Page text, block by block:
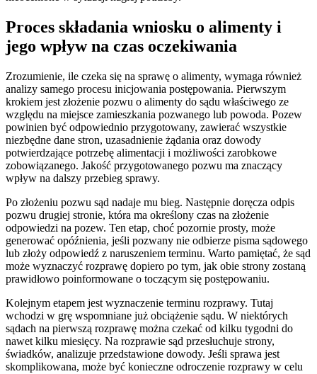
Proces składania wniosku o alimenty i
jego wpływ na czas oczekiwania
Zrozumienie, ile czeka się na sprawę o alimenty, wymaga również
analizy samego procesu inicjowania postępowania. Pierwszym
krokiem jest złożenie pozwu o alimenty do sądu właściwego ze
względu na miejsce zamieszkania pozwanego lub powoda. Pozew
powinien być odpowiednio przygotowany, zawierać wszystkie
niezbędne dane stron, uzasadnienie żądania oraz dowody
potwierdzające potrzebę alimentacji i możliwości zarobkowe
zobowiązanego. Jakość przygotowanego pozwu ma znaczący
wpływ na dalszy przebieg sprawy.
Po złożeniu pozwu sąd nadaje mu bieg. Następnie doręcza odpis
pozwu drugiej stronie, która ma określony czas na złożenie
odpowiedzi na pozew. Ten etap, choć pozornie prosty, może
generować opóźnienia, jeśli pozwany nie odbierze pisma sądowego
lub złoży odpowiedź z naruszeniem terminu. Warto pamiętać, że sąd
może wyznaczyć rozprawę dopiero po tym, jak obie strony zostaną
prawidłowo poinformowane o toczącym się postępowaniu.
Kolejnym etapem jest wyznaczenie terminu rozprawy. Tutaj
wchodzi w grę wspomniane już obciążenie sądu. W niektórych
sądach na pierwszą rozprawę można czekać od kilku tygodni do
nawet kilku miesięcy. Na rozprawie sąd przesłuchuje strony,
świadków, analizuje przedstawione dowody. Jeśli sprawa jest
skomplikowana, może być konieczne odroczenie rozprawy w celu